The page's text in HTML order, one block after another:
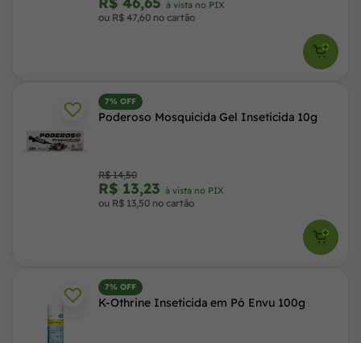
à vista no PIX
ou R$ 47,60 no cartão
7% OFF
Poderoso Mosquicida Gel Inseticida 10g
R$ 14,50
R$ 13,23 à vista no PIX
ou R$ 13,50 no cartão
7% OFF
K-Othrine Inseticida em Pó Envu 100g